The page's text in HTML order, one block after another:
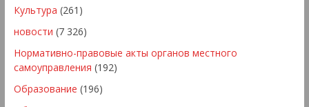
Культура (261)
новости (7 326)
Нормативно-правовые акты органов местного
самоуправления (192)
Образование (196)